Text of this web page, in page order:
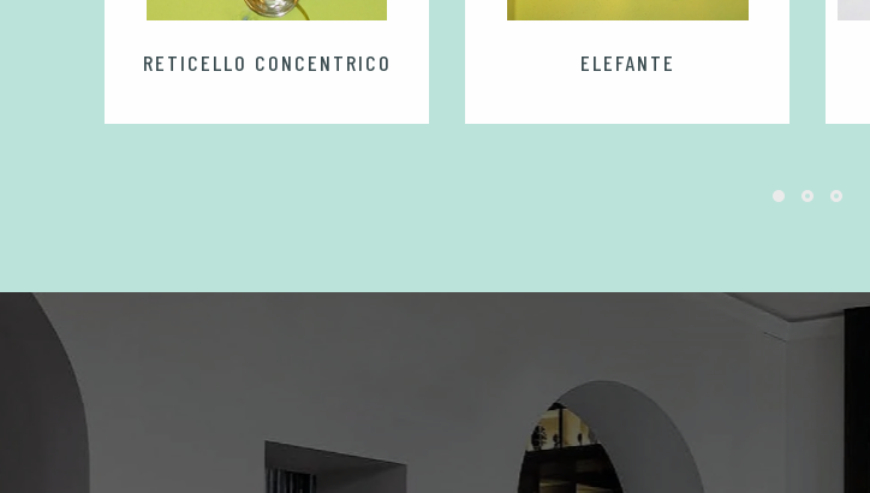
RETICELLO CONCENTRICO ELEFANTE